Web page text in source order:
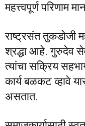
महत्त्वपूर्ण परिणाम
राष्ट्रसंत तुकडोजी
श्रद्धा आहे. गुरुदेव
त्यांचा सक्रिय
कार्य बळकट व्हावे
असतात.